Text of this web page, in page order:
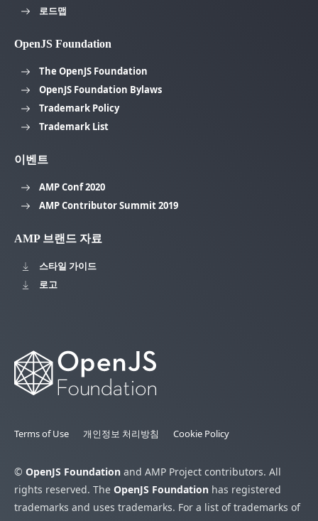
로드맵
OpenJS Foundation
The OpenJS Foundation
OpenJS Foundation Bylaws
Trademark Policy
Trademark List
이벤트
AMP Conf 2020
AMP Contributor Summit 2019
AMP 브랜드 자료
스타일 가이드
로고
Terms of Use 개인정보 처리방침 Cookie Policy
© OpenJS Foundation and AMP Project contributors. All
rights reserved. The OpenJS Foundation has registered
trademarks and uses trademarks. For a list of trademarks of